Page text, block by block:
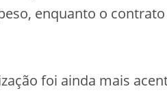
enquanto o
foi ainda mais